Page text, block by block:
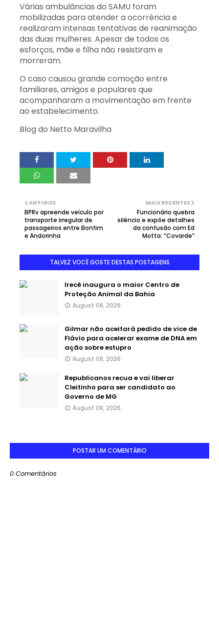
Várias ambulâncias do SAMU foram
mobilizadas para atender a ocorrência e
realizaram intensas tentativas de reanimação
das duas mulheres. Apesar de todos os
esforços, mãe e filha não resistiram e
morreram.
O caso causou grande comoção entre
familiares, amigos e populares que
acompanharam a movimentação em frente
ao estabelecimento.
Blog do Netto Maravilha
MAIS RECENTES
Funcionário quebra
silêncio e expõe detalhes
da confusão com Ed
Motta: “Covarde”
ANTIGOS
BPRv apreende veículo por
transporte irregular de
passageiros entre Bonfim
e Andorinha
TALVEZ VOCÊ GOSTE DESTAS POSTAGENS
Irecê inaugura o maior Centro de
Proteção Animal da Bahia
August 08, 2026
Gilmar não aceitará pedido de vice de
Flávio para acelerar exame de DNA em
ação sobre estupro
August 08, 2026
Republicanos recua e vai liberar
Cleitinho para ser candidato ao
Governo de MG
August 08, 2026
POSTAR UM COMENTÁRIO
0 Comentários